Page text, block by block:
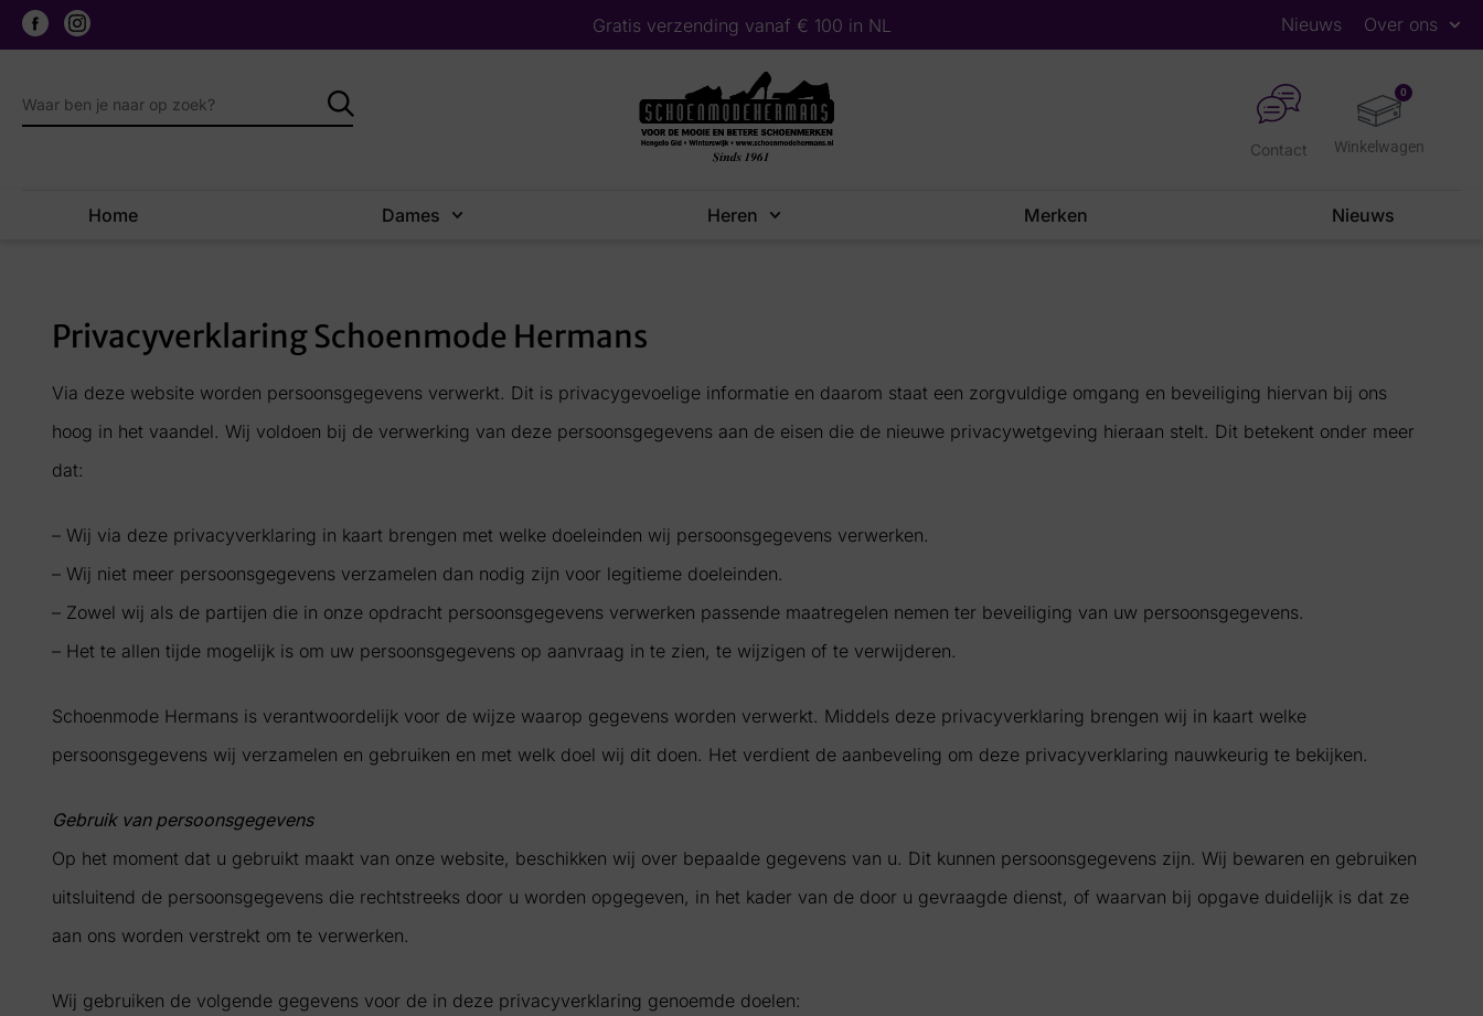
Gratis verzending vanaf € 100 in NL Nieuws Over ons
0
Contact
Home Dames Heren Merken Nieuws
Privacyverklaring Schoenmode Hermans
Via deze website worden persoonsgegevens verwerkt. Dit is privacygevoelige informatie en daarom staat een zorgvuldige omgang en beveiliging hiervan bij ons
hoog in het vaandel. Wij voldoen bij de verwerking van deze persoonsgegevens aan de eisen die de nieuwe privacywetgeving hieraan stelt. Dit betekent onder meer
dat:
– Wij via deze privacyverklaring in kaart brengen met welke doeleinden wij persoonsgegevens verwerken.
– Wij niet meer persoonsgegevens verzamelen dan nodig zijn voor legitieme doeleinden.
– Zowel wij als de partijen die in onze opdracht persoonsgegevens verwerken passende maatregelen nemen ter beveiliging van uw persoonsgegevens.
– Het te allen tijde mogelijk is om uw persoonsgegevens op aanvraag in te zien, te wijzigen of te verwijderen.
Schoenmode Hermans is verantwoordelijk voor de wijze waarop gegevens worden verwerkt. Middels deze privacyverklaring brengen wij in kaart welke
persoonsgegevens wij verzamelen en gebruiken en met welk doel wij dit doen. Het verdient de aanbeveling om deze privacyverklaring nauwkeurig te bekijken.
Gebruik van persoonsgegevens
Op het moment dat u gebruikt maakt van onze website, beschikken wij over bepaalde gegevens van u. Dit kunnen persoonsgegevens zijn. Wij bewaren en gebruiken
uitsluitend de persoonsgegevens die rechtstreeks door u worden opgegeven, in het kader van de door u gevraagde dienst, of waarvan bij opgave duidelijk is dat ze
aan ons worden verstrekt om te verwerken.
Wij gebruiken de volgende gegevens voor de in deze privacyverklaring genoemde doelen: